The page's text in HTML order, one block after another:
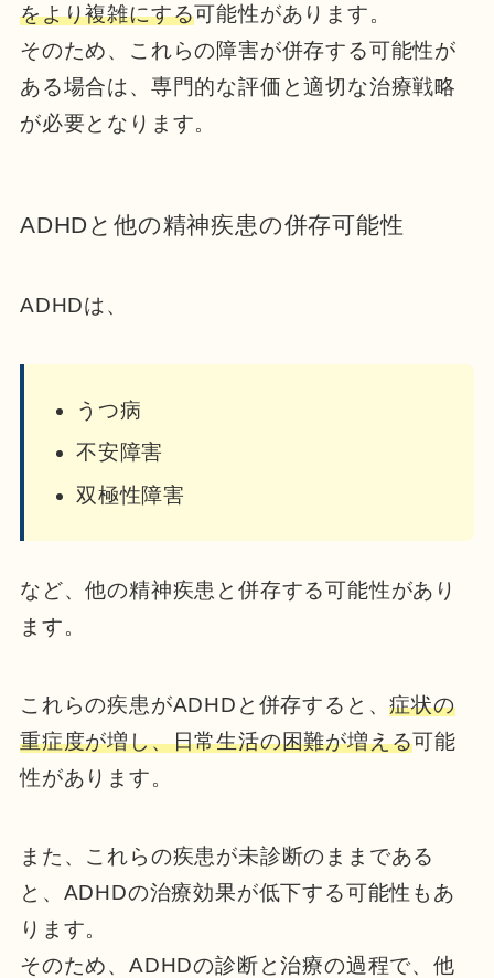
をより複雑にする可能性があります。
そのため、これらの障害が併存する可能性が
ある場合は、専門的な評価と適切な治療戦略
が必要となります。
ADHDと他の精神疾患の併存可能性
ADHDは、
うつ病
不安障害
双極性障害
など、他の精神疾患と併存する可能性があり
ます。
これらの疾患がADHDと併存すると、症状の
重症度が増し、日常生活の困難が増える可能
性があります。
また、これらの疾患が未診断のままである
と、ADHDの治療効果が低下する可能性もあ
ります。
そのため、ADHDの診断と治療の過程で、他